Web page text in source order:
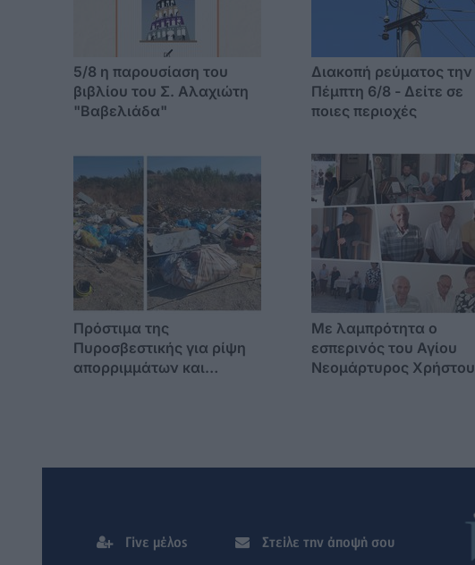
5/8 η παρουσίαση του
βιβλίου του Σ. Αλαχιώτη
"Βαβελιάδα"
Διακοπή ρεύματος την
Πέμπτη 6/8 - Δείτε σε
ποιες περιοχές
Πρόστιμα της
Πυροσβεστικής για ρίψη
απορριμμάτων και
Mε λαμπρότητα ο
εσπερινός του Αγίου
Νεομάρτυρος Χρήστου
Γίνε μέλος Στείλε την άποψή σου